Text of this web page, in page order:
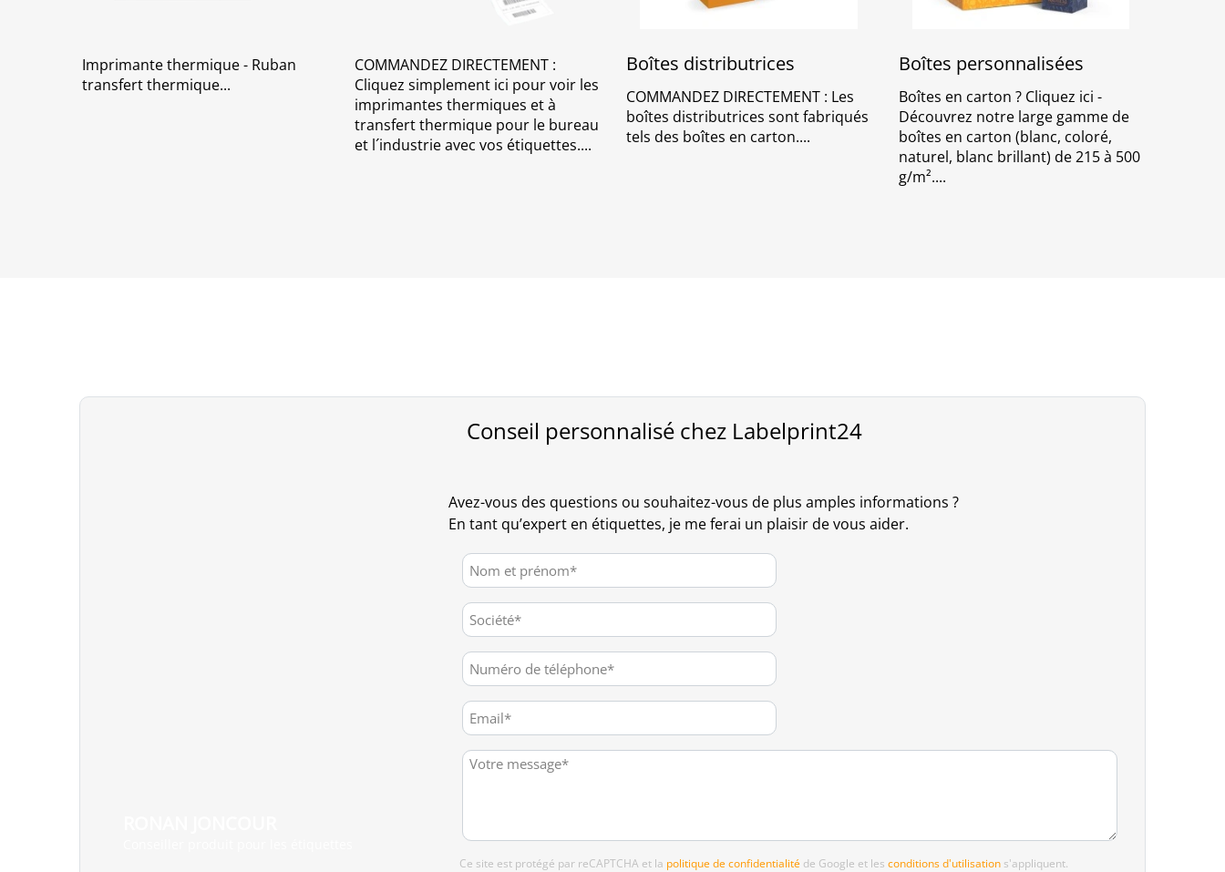
Imprimante thermique - Ruban
transfert thermique
COMMANDEZ DIRECTEMENT :
Cliquez simplement ici pour voir les
imprimantes thermiques et à
transfert thermique pour le bureau
et l´industrie avec vos étiquettes.
Boîtes distributrices
COMMANDEZ DIRECTEMENT : Les
boîtes distributrices sont fabriqués
tels des boîtes en carton.
Boîtes personnalisées
Boîtes en carton ? Cliquez ici -
Découvrez notre large gamme de
boîtes en carton (blanc, coloré,
naturel, blanc brillant) de 215 à 500
g/m².
Conseil personnalisé chez Labelprint24
Avez-vous des questions ou souhaitez-vous de plus amples informations ?
En tant qu’expert en étiquettes, je me ferai un plaisir de vous aider.
Ce site est protégé par reCAPTCHA et la politique de confidentialité de Google et lesconditions d'utilisation s'appliquent.